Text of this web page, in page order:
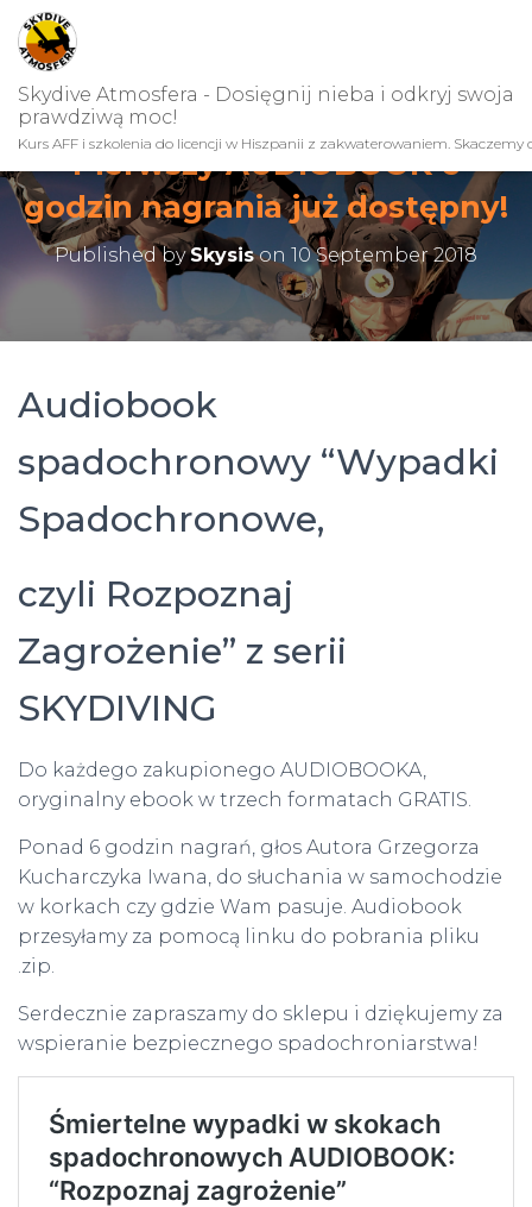
Skydive Atmosfera - Dosięgnij nieba i odkryj swoja
prawdziwą moc!
Kurs AFF i szkolenia do licencji w Hiszpanii z zakwaterowaniem. Skaczemy
Pierwszy AUDIOBOOK 6
godzin nagrania już dostępny!
Published bySkysison 10 September 2018
Audiobook
spadochronowy “Wypadki
Spadochronowe,
czyli Rozpoznaj
Zagrożenie” z serii
SKYDIVING
Do każdego zakupionego AUDIOBOOKA,
oryginalny ebook w trzech formatach GRATIS.
Ponad 6 godzin nagrań, głos Autora Grzegorza
Kucharczyka Iwana, do słuchania w samochodzie
w korkach czy gdzie Wam pasuje. Audiobook
przesyłamy za pomocą linku do pobrania pliku
.zip.
Serdecznie zapraszamy do sklepu i dziękujemy za
wspieranie bezpiecznego spadochroniarstwa!